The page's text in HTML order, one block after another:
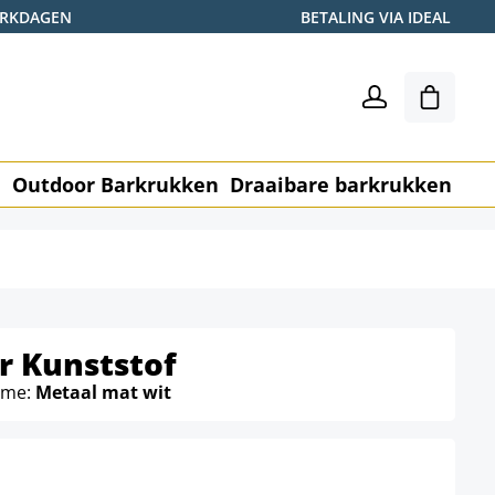
BETALING VIA IDEAL
Outdoor Barkrukken Draaibare barkrukken
Kunststof
Metaal mat wit